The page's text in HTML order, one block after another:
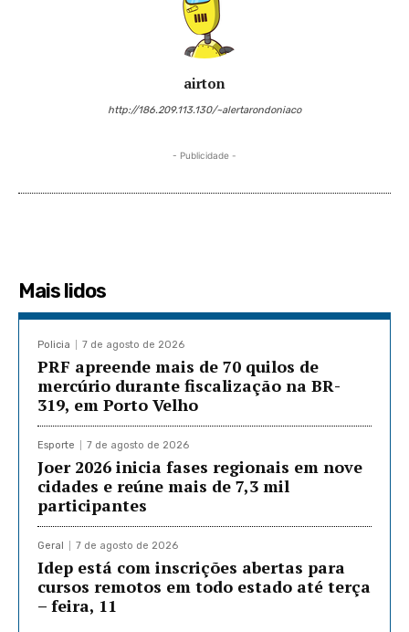
airton
http://186.209.113.130/~alertarondoniaco
- Publicidade -
Mais lidos
Policia 7 de agosto de 2026
PRF apreende mais de 70 quilos de
mercúrio durante fiscalização na BR-
319, em Porto Velho
Esporte 7 de agosto de 2026
Joer 2026 inicia fases regionais em nove
cidades e reúne mais de 7,3 mil
participantes
Geral 7 de agosto de 2026
Idep está com inscrições abertas para
cursos remotos em todo estado até terça
– feira, 11